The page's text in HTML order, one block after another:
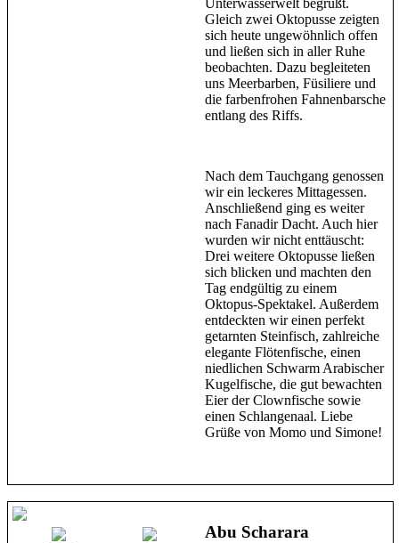
Unterwasserwelt begrüßt.
Gleich zwei Oktopusse zeigten
sich heute ungewöhnlich offen
und ließen sich in aller Ruhe
beobachten. Dazu begleiteten
uns Meerbarben, Füsiliere und
die farbenfrohen Fahnenbarsche
entlang des Riffs.
Nach dem Tauchgang genossen
wir ein leckeres Mittagessen.
Anschließend ging es weiter
nach Fanadir Dacht. Auch hier
wurden wir nicht enttäuscht:
Drei weitere Oktopusse ließen
sich blicken und machten den
Tag endgültig zu einem
Oktopus-Spektakel. Außerdem
entdeckten wir einen perfekt
getarnten Steinfisch, zahlreiche
elegante Flötenfische, einen
niedlichen Schwarm Arabischer
Kugelfische, die gut bewachten
Eier der Clownfische sowie
einen Schlangenaal. Liebe
Grüße von Momo und Simone!
Abu Scharara